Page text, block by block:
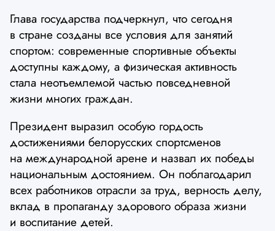
Глава государства подчеркнул, что сегодня
в стране созданы все условия для занятий
спортом: современные спортивные объекты
доступны каждому, а физическая активность
стала неотъемлемой частью повседневной
жизни многих граждан.
Президент выразил особую гордость
достижениями белорусских спортсменов
на международной арене и назвал их победы
национальным достоянием. Он поблагодарил
всех работников отрасли за труд, верность делу,
вклад в пропаганду здорового образа жизни
и воспитание детей.